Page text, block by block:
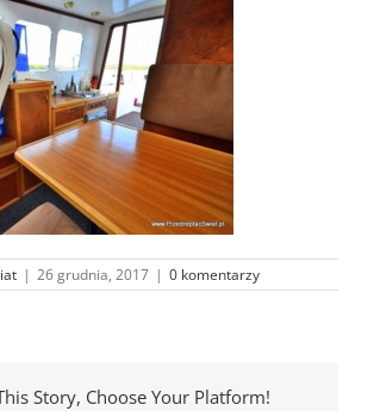
| 26 grudnia, 2017 | 0 komentarzy
Story, Choose Your Platform!